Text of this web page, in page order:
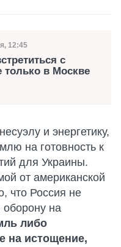
публикации
12:45
с
только в Москве
и энергетику,
на готовность к
для Украины.
от американской
что Россия не
оборону на
либо
на истощение,